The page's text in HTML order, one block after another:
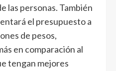
las personas. También
el presupuesto a
de pesos,
en comparación al
tengan mejores